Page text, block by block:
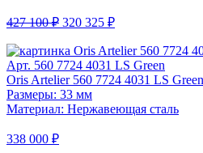
427 100 ₽ 320 325 ₽
Арт. 560 7724 4031 LS Green
Oris Artelier 560 7724 4031 LS Green
Размеры: 33 мм
Материал: Нержавеющая сталь
338 000 ₽